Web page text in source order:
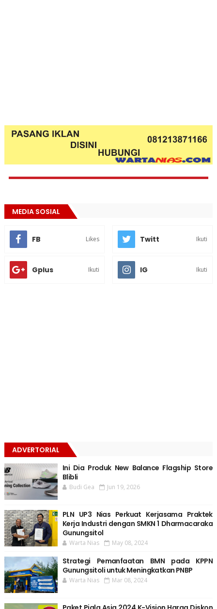
MEDIA SOSIAL
FB Likes Twitt Ikuti
Gplus Ikuti IG Ikuti
ADVERTORIAL
Ini Dia Produk New Balance Flagship Store
Blibli
Budi Gea Jun 19, 2026
PLN UP3 Nias Perkuat Kerjasama Praktek
Kerja Industri dengan SMKN 1 Dharmacaraka
Gunungsitol
Warta Nias May 08, 2024
Strategi Pemanfaatan BMN pada KPPN
Gunungsitoli untuk Meningkatkan PNBP
Warta Nias Mar 08, 2024